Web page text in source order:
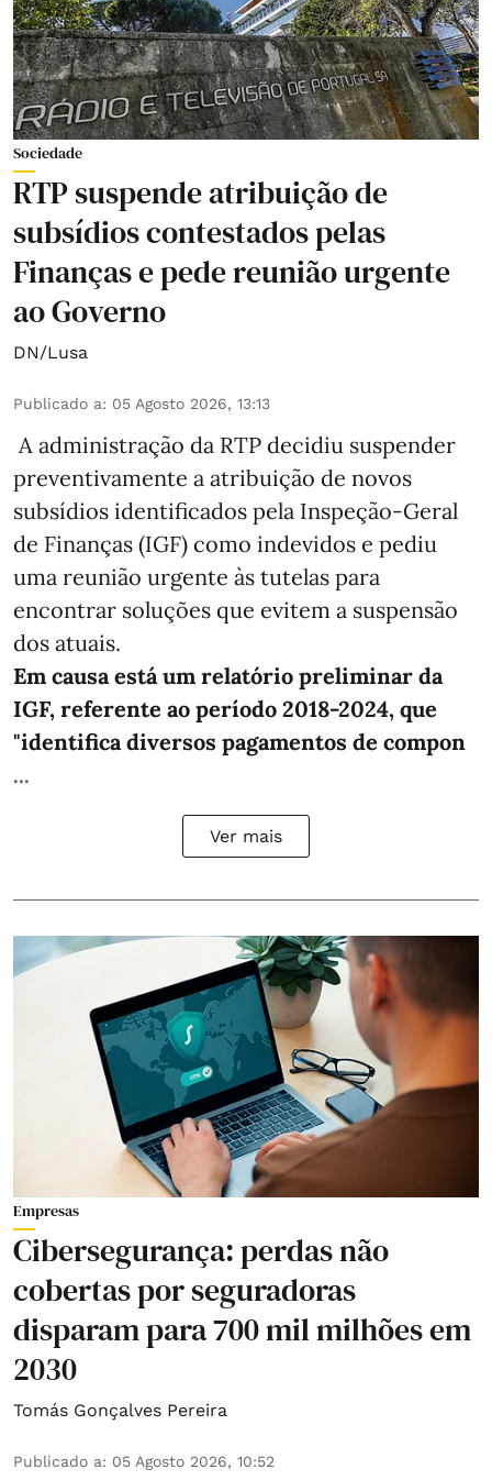
Sociedade
RTP suspende atribuição de
subsídios contestados pelas
Finanças e pede reunião urgente
ao Governo
DN/Lusa
Publicado a: 05 Agosto 2026, 13:13
A administração da RTP decidiu suspender
preventivamente a atribuição de novos
subsídios identificados pela Inspeção-Geral
de Finanças (IGF) como indevidos e pediu
uma reunião urgente às tutelas para
encontrar soluções que evitem a suspensão
dos atuais.
Em causa está um relatório preliminar da
IGF, referente ao período 2018-2024, que
"identifica diversos pagamentos de compon
...
Ver mais
Empresas
Cibersegurança: perdas não
cobertas por seguradoras
disparam para 700 mil milhões em
2030
Tomás Gonçalves Pereira
Publicado a: 05 Agosto 2026, 10:52